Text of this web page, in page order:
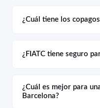
¿Cuál tiene los
¿FIATC tiene seguro
¿Cuál es mejor para
Barcelona?